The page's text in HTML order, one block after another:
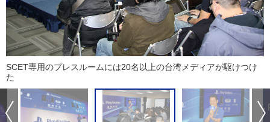
SCET専用のプレスルームには20名以上の台湾メディアが駆けつけ
た